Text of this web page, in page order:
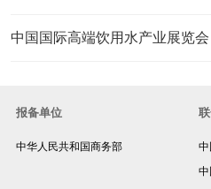
中国国际高端饮用水产业展览会
报备单位
中华人民共和国商务部 中
中